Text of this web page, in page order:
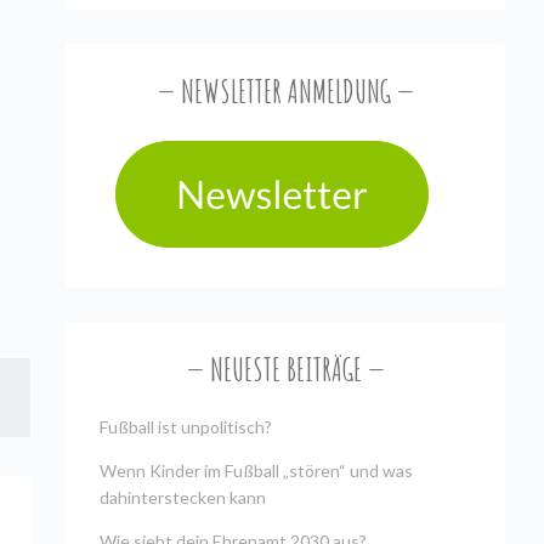
NEWSLETTER ANMELDUNG
NEUESTE BEITRÄGE
Fußball ist unpolitisch?
Wenn Kinder im Fußball „stören“ und was
dahinterstecken kann